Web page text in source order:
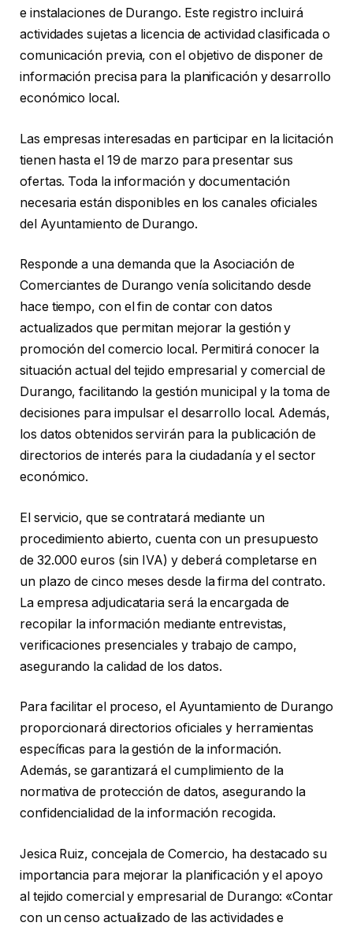
e instalaciones de Durango. Este registro incluirá
actividades sujetas a licencia de actividad clasificada o
comunicación previa, con el objetivo de disponer de
información precisa para la planificación y desarrollo
económico local.
Las empresas interesadas en participar en la licitación
tienen hasta el 19 de marzo para presentar sus
ofertas. Toda la información y documentación
necesaria están disponibles en los canales oficiales
del Ayuntamiento de Durango.
Responde a una demanda que la Asociación de
Comerciantes de Durango venía solicitando desde
hace tiempo, con el fin de contar con datos
actualizados que permitan mejorar la gestión y
promoción del comercio local. Permitirá conocer la
situación actual del tejido empresarial y comercial de
Durango, facilitando la gestión municipal y la toma de
decisiones para impulsar el desarrollo local. Además,
los datos obtenidos servirán para la publicación de
directorios de interés para la ciudadanía y el sector
económico.
El servicio, que se contratará mediante un
procedimiento abierto, cuenta con un presupuesto
de 32.000 euros (sin IVA) y deberá completarse en
un plazo de cinco meses desde la firma del contrato.
La empresa adjudicataria será la encargada de
recopilar la información mediante entrevistas,
verificaciones presenciales y trabajo de campo,
asegurando la calidad de los datos.
Para facilitar el proceso, el Ayuntamiento de Durango
proporcionará directorios oficiales y herramientas
específicas para la gestión de la información.
Además, se garantizará el cumplimiento de la
normativa de protección de datos, asegurando la
confidencialidad de la información recogida.
Jesica Ruiz, concejala de Comercio, ha destacado su
importancia para mejorar la planificación y el apoyo
al tejido comercial y empresarial de Durango: «Contar
con un censo actualizado de las actividades e